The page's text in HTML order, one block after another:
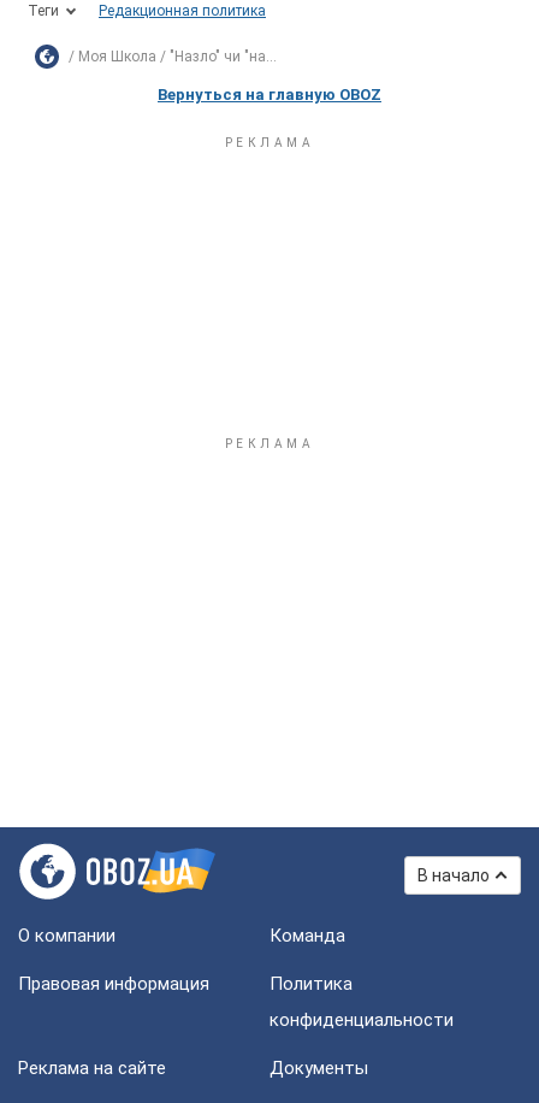
Теги Редакционная политика
Моя Школа "Назло" чи "на...
Вернуться на главную OBOZ
В начало
О компании Команда
Правовая информация
Политика
конфиденциальности
Реклама на сайте Документы